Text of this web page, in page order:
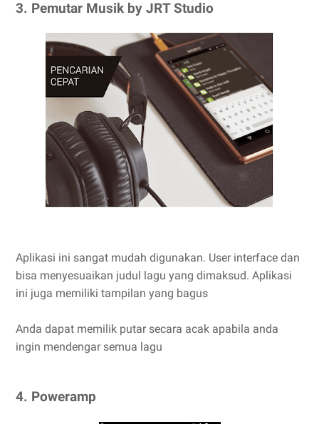
3. Pemutar Musik by JRT Studio
Aplikasi ini sangat mudah digunakan. User interface dan
bisa menyesuaikan judul lagu yang dimaksud. Aplikasi
ini juga memiliki tampilan yang bagus
Anda dapat memilik putar secara acak apabila anda
ingin mendengar semua lagu
4. Poweramp